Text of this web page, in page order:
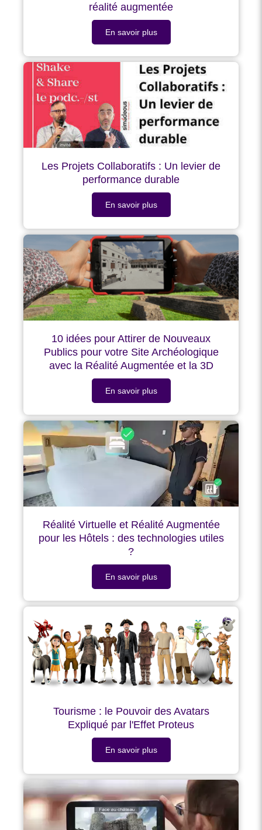
réalité augmentée
En savoir plus
Les Projets Collaboratifs : Un levier de
performance durable
En savoir plus
10 idées pour Attirer de Nouveaux
Publics pour votre Site Archéologique
avec la Réalité Augmentée et la 3D
En savoir plus
Réalité Virtuelle et Réalité Augmentée
pour les Hôtels : des technologies utiles
?
En savoir plus
Tourisme : le Pouvoir des Avatars
Expliqué par l'Effet Proteus
En savoir plus